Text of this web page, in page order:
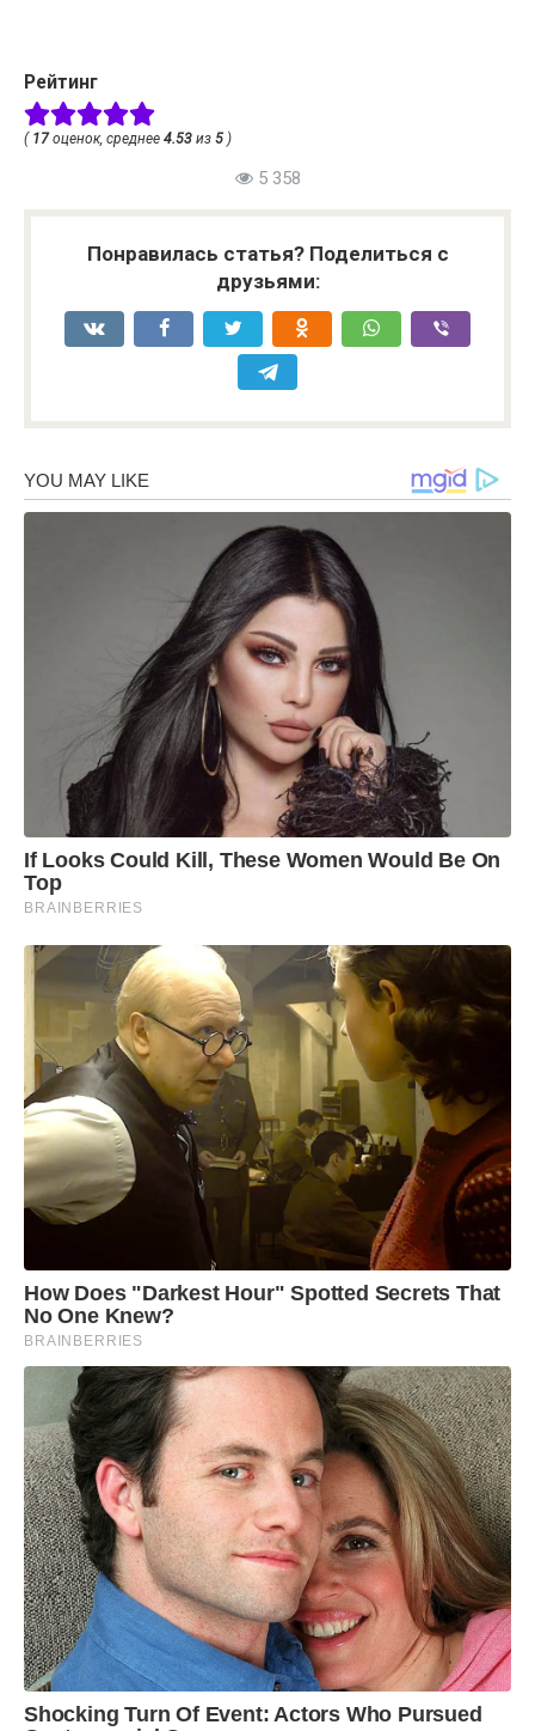
Рейтинг
( 17оценок, среднее 4.53 из 5 )
5 358
Понравилась статья? Поделиться с
друзьями: